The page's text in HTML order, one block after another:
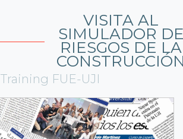
VISITA AL
SIMULADOR
RIESGOS DE LA
Training FUE-UJI